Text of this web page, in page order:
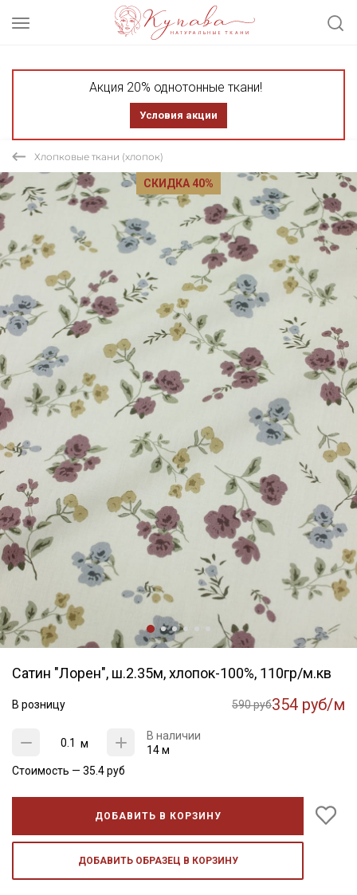
Акция 20% однотонные ткани!
Условия акции
Хлопковые ткани (хлопок)
СКИДКА 40%
Сатин "Лорен", ш.2.35м, хлопок-100%, 110гр/м.кв
В розницу 590 руб354 руб/м
м
В наличии
14 м
Стоимость — 35.4руб
ДОБАВИТЬ В КОРЗИНУ
ДОБАВИТЬ ОБРАЗЕЦ В КОРЗИНУ